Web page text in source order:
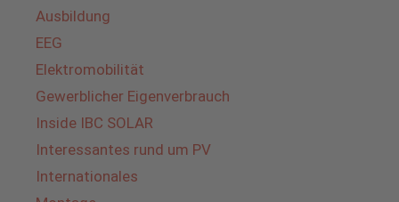
Ausbildung
EEG
Elektromobilität
Gewerblicher Eigenverbrauch
Inside IBC SOLAR
Interessantes rund um PV
Internationales